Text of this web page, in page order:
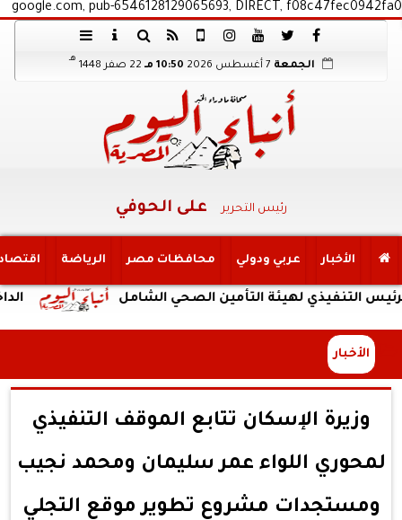
google.com, pub-6546128129065693, DIRECT, f08c47fec0942fa0
الجمعة 10:50 مـ 22 صفر 1448
هـ
رئيس التحرير على الحوفي
الأخبار عربي ودولي محافظات مصر الرياضة
الداخلية: لهيئة التأمين الصحي الشامل
الأخبار
وزيرة الإسكان تتابع الموقف التنفيذي
لمحوري اللواء عمر سليمان ومحمد نجيب
ومستجدات مشروع تطوير موقع التجلي